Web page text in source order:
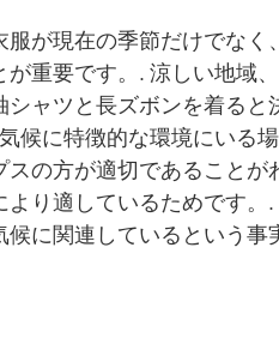
服が現在の季節だけでなく
が重要です。. 涼しい地域
シャツと長ズボンを着る
候に特徴的な環境にいる
スの方が適切であること
り適しているためです。
候に関連しているという事